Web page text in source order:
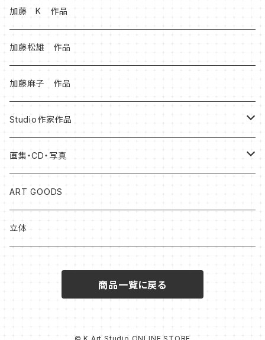
加藤 K 作品
加藤松雄 作品
加藤麻子 作品
Studio作家作品
松本健士作品
森 大地作品
足立ゆかり作品
プベル（PaPaHoriike)
画集・CD・写真
岡山知憲
加藤松雄
プベル（PaPaHoriike)
BRETT WESTFALL&KATO K
ART GOODS
立体
商品一覧に戻る